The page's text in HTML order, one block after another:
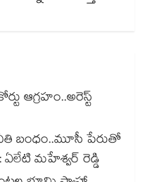
ఆగ్రహం..అరెస్ట్
బంధం..మూసీ పేరుతో
ఏలేటి మహేశ్వర్ రెడ్డి